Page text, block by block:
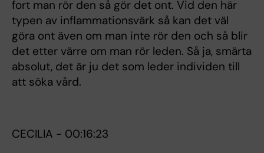
fort man rör den så gör det ont. Vid den här
typen av inflammationsvärk så kan det väl
göra ont även om man inte rör den och så blir
det etter värre om man rör leden. Så ja, smärta
absolut, det är ju det som leder individen till
att söka vård.
CECILIA - 00:16:23